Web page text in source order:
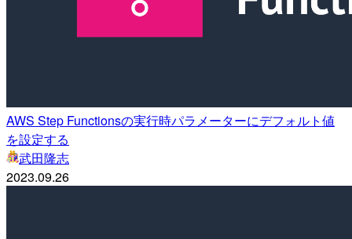
AWS Step Functionsの実行時パラメーターにデフォルト値
を設定する
武田隆志
2023.09.26